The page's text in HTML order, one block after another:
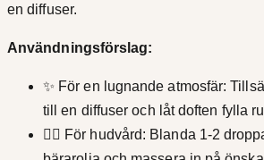
en diffuser.
Användningsförslag:
✨ För en lugnande atmosfär:
till en diffuser och låt doften fylla
💆‍♀️ För hudvård: Blanda 1-2